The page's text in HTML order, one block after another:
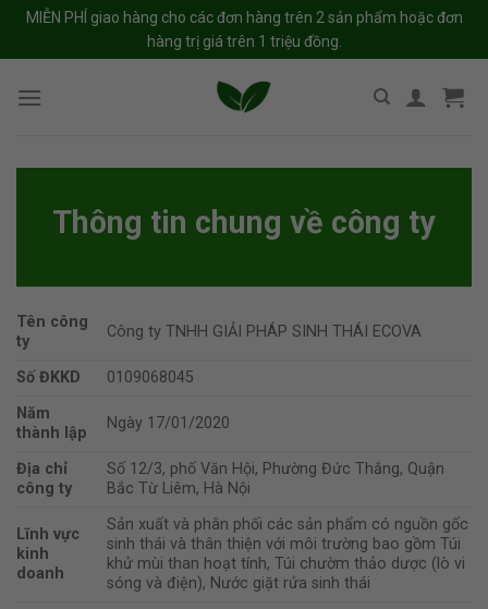
SkipMIỄN PHÍ giao hàng cho các đơn hàng trên 2 sản phẩm hoặc đơn
hàng trị giá trên 1 triệu đồng.
Thông tin chung về công ty
Tên công
ty
Công ty TNHH GIẢI PHÁP SINH THÁI ECOVA
Số ĐKKD
0109068045
Năm
thành lập
Ngày 17/01/2020
Địa chỉ
công ty
Số 12/3, phố Văn Hội, Phường Đức Thắng, Quận
Bắc Từ Liêm, Hà Nội
Lĩnh vực
kinh
doanh
Sản xuất và phân phối các sản phẩm có nguồn gốc
sinh thái và thân thiện với môi trường bao gồm Túi
khử mùi than hoạt tính, Túi chườm thảo dược (lò vi
sóng và điện), Nước giặt rửa sinh thái